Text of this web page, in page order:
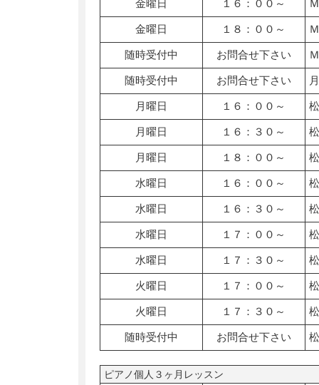
金曜日 １６：００～
金曜日 １８：００～
随時受付中 お問合せ下さい
随時受付中 お問合せ下さい
月曜日 １６：００～
月曜日 １６：３０～
月曜日 １８：００～
水曜日 １６：００～
水曜日 １６：３０～
水曜日 １７：００～
水曜日 １７：３０～
火曜日 １７：００～
火曜日 １７：３０～
随時受付中 お問合せ下さい
ピアノ個人３ヶ月レッスン